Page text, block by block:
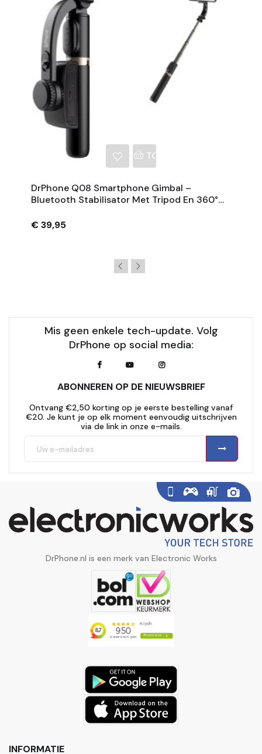
TOEVOEGEN AAN
DrPhone Q08 Smartphone Gimbal –
Bluetooth Stabilisator Met Tripod En 360°
€ 39,95
Mis geen enkele tech-update. Volg
DrPhone op social media:
ABONNEREN OP DE NIEUWSBRIEF
Ontvang €2,50 korting op je eerste bestelling vanaf
€20. Je kunt je op elk moment eenvoudig uitschrijven
via de link in onze e-mails.
DrPhone.nl is een merk van Electronic Works
INFORMATIE